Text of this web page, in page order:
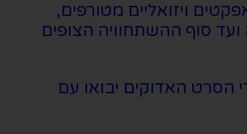
ויזואליים מטורפים,
סוף ההשתחוויה הצופים
הסרט האדוקים יבואו עם